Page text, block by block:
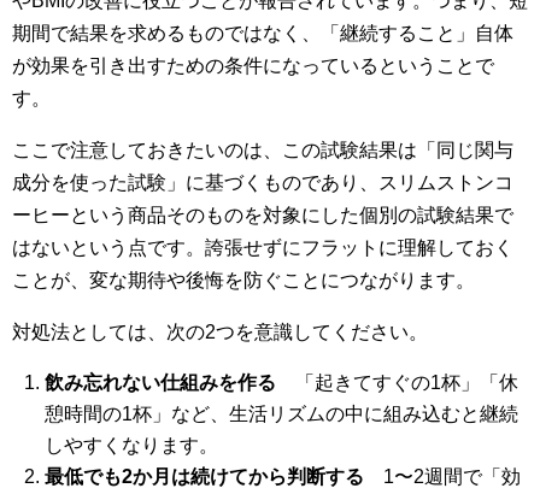
期間で結果を求めるものではなく、「継続すること」自体
が効果を引き出すための条件になっているということで
す。
ここで注意しておきたいのは、この試験結果は「同じ関与
成分を使った試験」に基づくものであり、スリムストンコ
ーヒーという商品そのものを対象にした個別の試験結果で
はないという点です。誇張せずにフラットに理解しておく
ことが、変な期待や後悔を防ぐことにつながります。
対処法としては、次の2つを意識してください。
飲み忘れない仕組みを作る 「起きてすぐの1杯」「休
憩時間の1杯」など、生活リズムの中に組み込むと継続
しやすくなります。
最低でも2か月は続けてから判断する 1〜2週間で「効